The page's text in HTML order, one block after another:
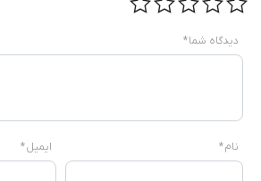
دیدگاه شما*
نام* ایمیل*